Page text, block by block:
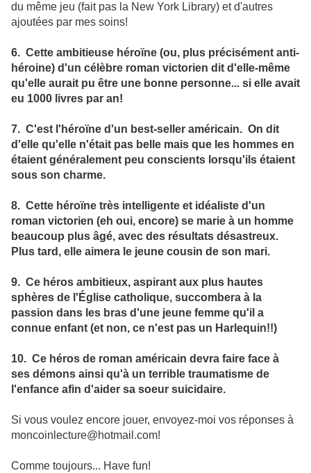
du même jeu (fait pas la New York Library) et d'autres
ajoutées par mes soins!
6. Cette ambitieuse héroïne (ou, plus précisément anti-
héroine) d'un célèbre roman victorien dit d'elle-même
qu'elle aurait pu être une bonne personne... si elle avait
eu 1000 livres par an!
7. C'est l'héroïne d'un best-seller américain. On dit
d'elle qu'elle n'était pas belle mais que les hommes en
étaient généralement peu conscients lorsqu'ils étaient
sous son charme.
8. Cette héroïne très intelligente et idéaliste d'un
roman victorien (eh oui, encore) se marie à un homme
beaucoup plus âgé, avec des résultats désastreux.
Plus tard, elle aimera le jeune cousin de son mari.
9. Ce héros ambitieux, aspirant aux plus hautes
sphères de l'Église catholique, succombera à la
passion dans les bras d'une jeune femme qu'il a
connue enfant (et non, ce n'est pas un Harlequin!!)
10. Ce héros de roman américain devra faire face à
ses démons ainsi qu'à un terrible traumatisme de
l'enfance afin d'aider sa soeur suicidaire.
Si vous voulez encore jouer, envoyez-moi vos réponses à
moncoinlecture@hotmail.com!
Comme toujours... Have fun!